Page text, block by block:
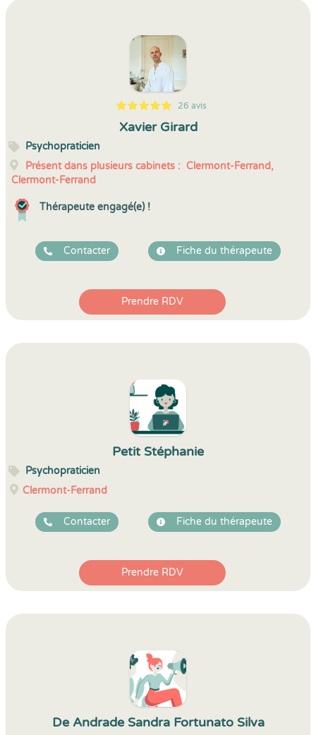
5
1
5
26 26 avis
Xavier Girard
Psychopraticien
Présent dans plusieurs cabinets : Clermont-Ferrand,
Clermont-Ferrand
Thérapeute engagé(e) !
Contacter Fiche du thérapeute
Prendre RDV
Petit Stéphanie
Psychopraticien
Clermont-Ferrand
Contacter Fiche du thérapeute
Prendre RDV
De Andrade Sandra Fortunato Silva